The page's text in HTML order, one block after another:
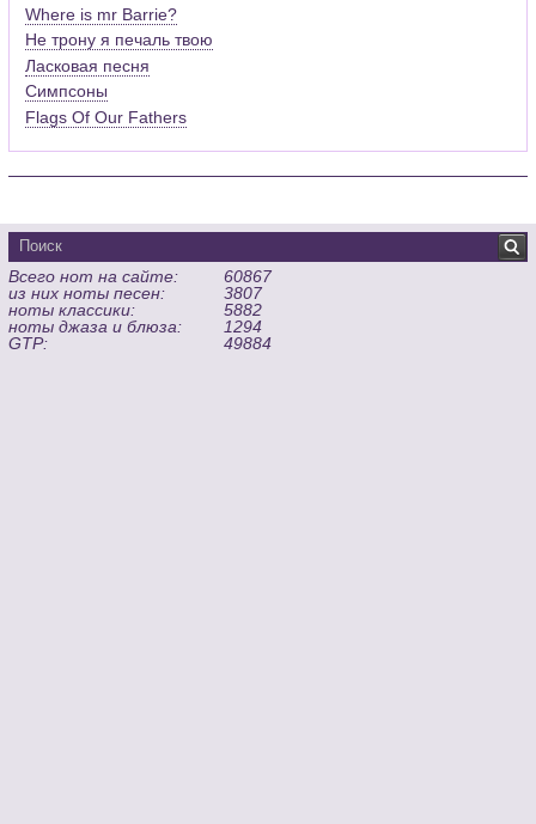
Where is mr Barrie?
Не трону я печаль твою
Ласковая песня
Симпсоны
Flags Of Our Fathers
Всего нот на сайте:
60867
из них ноты песен:
3807
ноты классики:
5882
ноты джаза и блюза:
1294
GTP:
49884